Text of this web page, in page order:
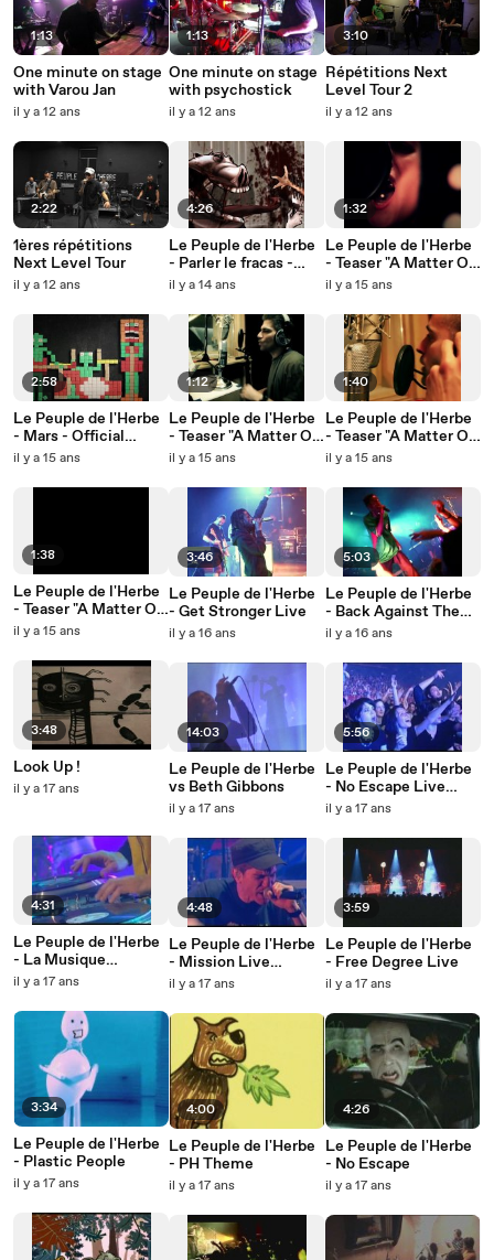
1:13
One minute on stage
with Varou Jan
il y a 12 ans
2:22
1ères répétitions
Next Level Tour
il y a 12 ans
2:58
Le Peuple de l'Herbe
- Mars - Official
Video
il y a 15 ans
1:38
Le Peuple de l'Herbe
- Teaser "A Matter Of
Time"
il y a 15 ans
3:48
Look Up !
il y a 17 ans
4:31
Le Peuple de l'Herbe
- La Musique
Electronique Live
il y a 17 ans
3:34
Le Peuple de l'Herbe
- Plastic People
il y a 17 ans
1:13
One minute on stage
with psychostick
il y a 12 ans
4:26
Le Peuple de l'Herbe
- Parler le fracas -
Official Video
il y a 14 ans
1:12
Le Peuple de l'Herbe
- Teaser "A Matter Of
Time" 3 : JC001
il y a 15 ans
3:46
Le Peuple de l'Herbe
- Get Stronger Live
il y a 16 ans
14:03
Le Peuple de l'Herbe
vs Beth Gibbons
il y a 17 ans
4:48
Le Peuple de l'Herbe
- Mission Live
Bourges 2005
il y a 17 ans
4:00
Le Peuple de l'Herbe
- PH Theme
il y a 17 ans
3:10
Répétitions Next
Level Tour 2
il y a 12 ans
1:32
Le Peuple de l'Herbe
- Teaser "A Matter Of
Time" 4 : Mars
il y a 15 ans
1:40
Le Peuple de l'Herbe
- Teaser "A Matter Of
Time" 2 : Parler le
il y a 15 ans
5:03
Le Peuple de l'Herbe
- Back Against The
Wall Live
il y a 16 ans
5:56
Le Peuple de l'Herbe
- No Escape Live
Bourgess 2005
il y a 17 ans
3:59
Le Peuple de l'Herbe
- Free Degree Live
il y a 17 ans
4:26
Le Peuple de l'Herbe
- No Escape
il y a 17 ans